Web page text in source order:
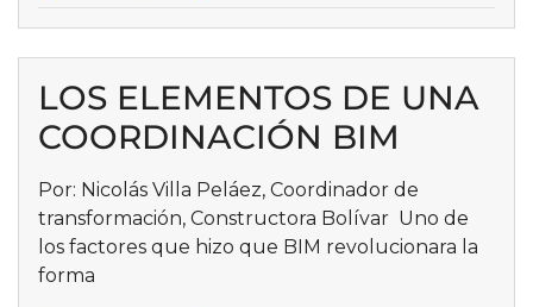
LOS ELEMENTOS DE UNA
COORDINACIÓN BIM
Por: Nicolás Villa Peláez, Coordinador de
transformación, Constructora Bolívar Uno de
los factores que hizo que BIM revolucionara la
forma